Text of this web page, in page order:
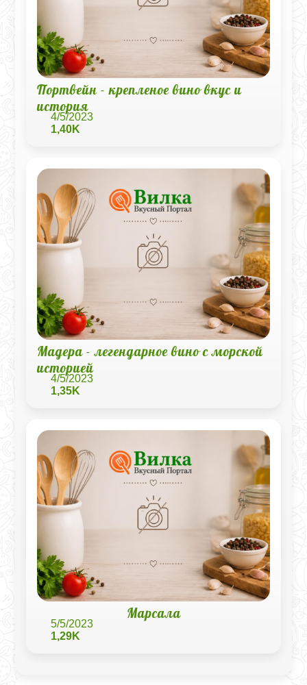
Портвейн - крепленое вино вкус и
история
4/5/2023
1,40K
Мадера - легендарное вино с морской
историей
4/5/2023
1,35K
Марсала
5/5/2023
1,29K